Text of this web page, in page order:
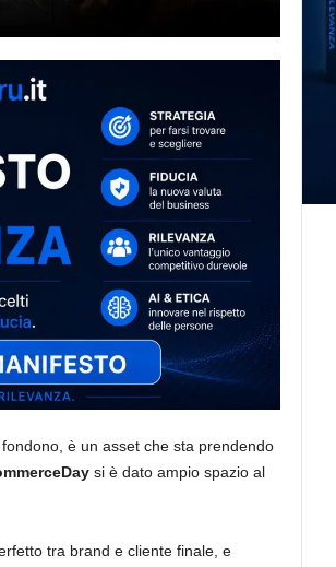
è un asset che sta prendendo
si è dato ampio spazio al
tra brand e cliente finale, e